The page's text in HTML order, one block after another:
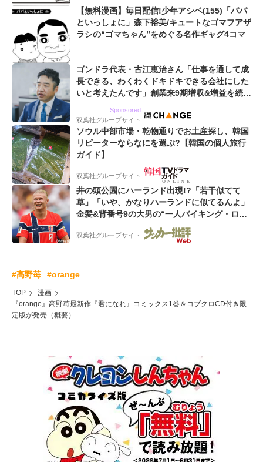
【無料漫画】毎日配信!少年アシベ(155)「パパ
といっしょに」森下裕美/キュートなゴマフアザ
ラシの“ゴマちゃん”をめぐる名作ギャグ4コマ
ゴンドラ代表・古江恵治さん「仕事を通して成
長できる、わくわくドキドキできる会社にした
いと考えたんです」創業来9期増収&増益を続け
Sponsored
双葉社グループサイト
ソウル中部市場・乾物通りでお土産探し、韓国
リピーターならなにを選ぶ?【韓国の個人旅行
ガイド】
双葉社グループサイト
井の頭公園にハーランド出現!?「若干似てて
草」「いや、かなりハーランドに似てるんよ」
金髪&背番号9の大男の“一人バイキング・ロ
ー”映像が話題!「元気をもらった」
双葉社グループサイト
#高野苺 #orange
TOP
漫画
『orange』高野苺最新作『君になれ』コミックス1巻＆コブクロCD付き限
定版が発売（概要）